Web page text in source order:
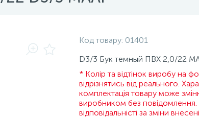
Код товару: 01401
D3/3 Бук темный ПВХ 2,0/22
* Колір та відтінок виробу на
відрізнятись від реального.
комплектація товару може
виробником без
відповідальністі за зміни